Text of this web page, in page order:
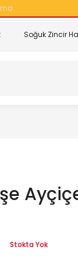
Soğuk Zincir
Stokta Yok